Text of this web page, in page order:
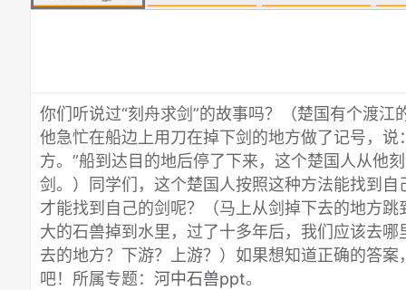
你们听说过“刻舟求剑”的故事吗？（楚国有个渡江
他急忙在船边上用刀在掉下剑的地方做了记号，说
方。”船到达目的地后停了下来，这个楚国人从他
剑。）同学们，这个楚国人按照这种方法能找到
才能找到自己的剑呢？（马上从剑掉下去的地方
大的石兽掉到水里，过了十多年后，我们应该去
去的地方？下游？上游？）如果想知道正确的答
吧！所属专题： 河中石兽ppt。